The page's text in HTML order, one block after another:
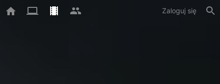
Zaloguj się